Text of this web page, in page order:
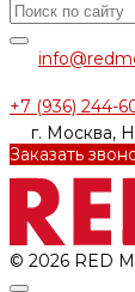
+7 (936) 244-
г. Москва,
Заказать
© 2026 RED